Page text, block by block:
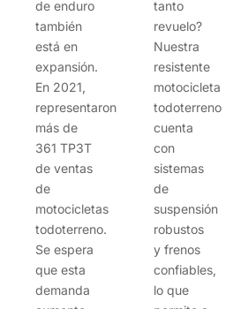
de enduro
también
está en
expansión.
En 2021,
representaron
más de
361 TP3T
de ventas
de
motocicletas
todoterreno.
Se espera
que esta
demanda
tanto
revuelo?
Nuestra
resistente
motocicleta
todoterreno
cuenta
con
sistemas
de
suspensión
robustos
y frenos
confiables,
lo que